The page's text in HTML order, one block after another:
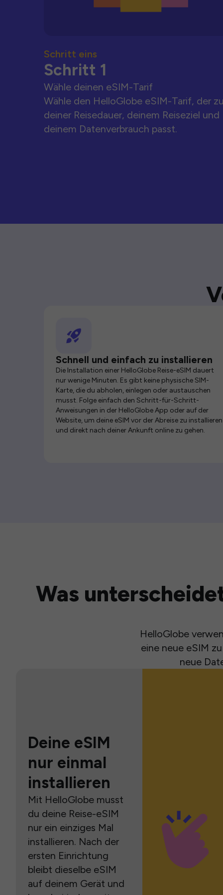
Schritt eins
Schritt 1
Wähle deinen eSIM-Tarif
Wähle den HelloGlobe eSIM-Tarif, der
deiner Reisedauer, deinem Reiseziel und
deinem Datenverbrauch passt.
Schnell und einfach zu installieren
Die Installation einer HelloGlobe Reise-eSIM dauert
nur wenige Minuten. Es gibt keine physische SIM-
Karte, die du abholen, einlegen oder austauschen
musst. Folge einfach den Schritt-für-Schritt-
Anweisungen in der HelloGlobe App oder auf der
Website, um deine eSIM vor der Abreise zu installieren
und direkt nach deiner Ankunft online zu gehen.
Was
HelloGlobe
eine neue eSIM
neue
Deine eSIM
nur einmal
installieren
Mit HelloGlobe musst
du deine Reise-eSIM
nur ein einziges Mal
installieren. Nach der
ersten Einrichtung
bleibt dieselbe eSIM
auf deinem Gerät und